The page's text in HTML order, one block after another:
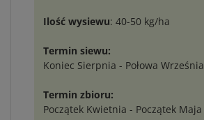
Ilość wysiewu: 40-50 kg/ha
Termin siewu:
Koniec Sierpnia - Połowa Września
Termin zbioru:
Początek Kwietnia - Początek Maja